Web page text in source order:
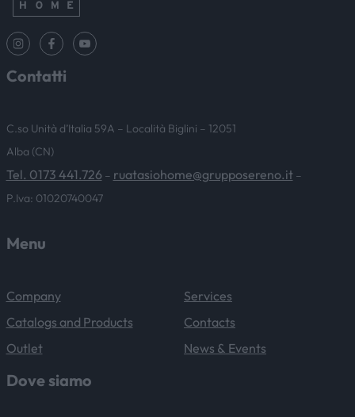
Contatti
C.so Unità d’Italia 59A – Località Biglini – 12051
Alba (CN)
Tel. 0173 441.726 – ruatasiohome@grupposereno.it –
P.Iva: 01020740047
Menu
Company
Catalogs and Products
Outlet
Services
Contacts
News & Events
Dove siamo